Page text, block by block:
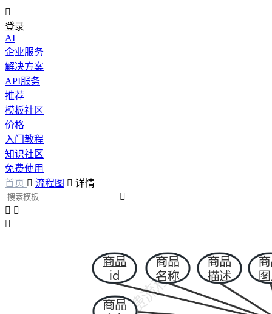

登录
AI
企业服务
解决方案
API服务
推荐
模板社区
价格
入门教程
知识社区
免费使用
首页  流程图  详情

 
